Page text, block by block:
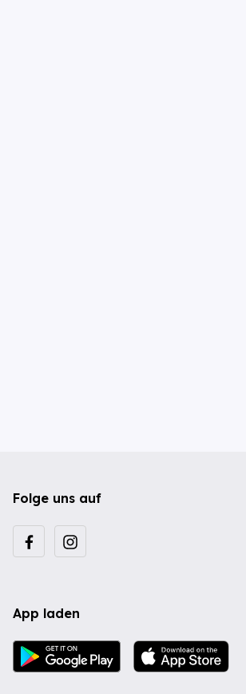
Folge uns auf
App laden